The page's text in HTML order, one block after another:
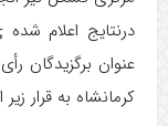
درنتایج اعلام
عنوان برگزیدگان
کرمانشاه به قرار